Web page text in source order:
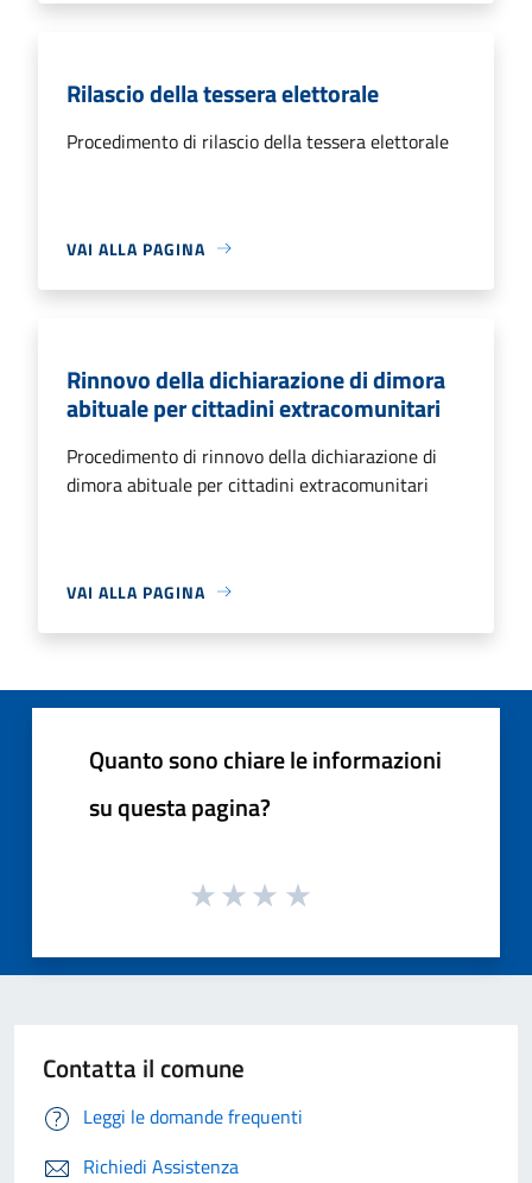
Rilascio della tessera elettorale
Procedimento di rilascio della tessera elettorale
VAI ALLA PAGINA
Rinnovo della dichiarazione di dimora
abituale per cittadini extracomunitari
Procedimento di rinnovo della dichiarazione di
dimora abituale per cittadini extracomunitari
VAI ALLA PAGINA
Quanto sono chiare le informazioni
su questa pagina?
Contatta il comune
Leggi le domande frequenti
Richiedi Assistenza